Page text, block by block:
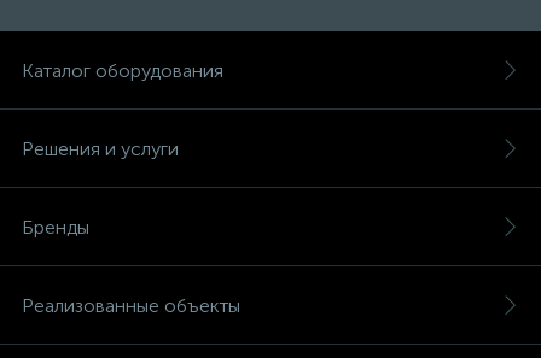
Каталог оборудования
Решения и услуги
Бренды
Реализованные объекты